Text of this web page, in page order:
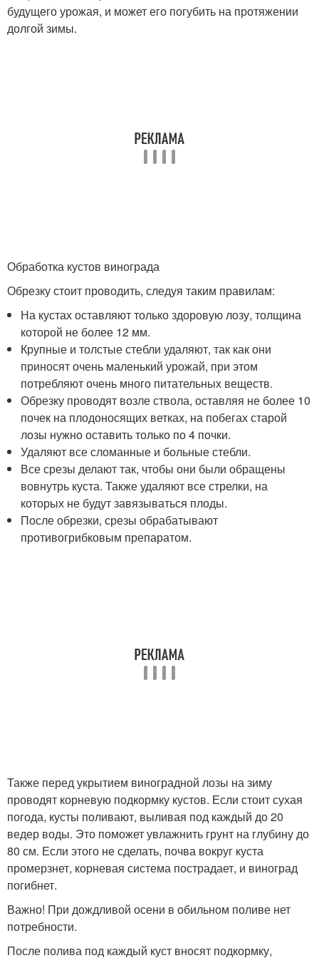
будущего урожая, и может его погубить на протяжении
долгой зимы.
Обработка кустов винограда
Обрезку стоит проводить, следуя таким правилам:
На кустах оставляют только здоровую лозу, толщина
которой не более 12 мм.
Крупные и толстые стебли удаляют, так как они
приносят очень маленький урожай, при этом
потребляют очень много питательных веществ.
Обрезку проводят возле ствола, оставляя не более 10
почек на плодоносящих ветках, на побегах старой
лозы нужно оставить только по 4 почки.
Удаляют все сломанные и больные стебли.
Все срезы делают так, чтобы они были обращены
вовнутрь куста. Также удаляют все стрелки, на
которых не будут завязываться плоды.
После обрезки, срезы обрабатывают
противогрибковым препаратом.
Также перед укрытием виноградной лозы на зиму
проводят корневую подкормку кустов. Если стоит сухая
погода, кусты поливают, выливая под каждый до 20
ведер воды. Это поможет увлажнить грунт на глубину до
80 см. Если этого не сделать, почва вокруг куста
промерзнет, корневая система пострадает, и виноград
погибнет.
Важно! При дождливой осени в обильном поливе нет
потребности.
После полива под каждый куст вносят подкормку,